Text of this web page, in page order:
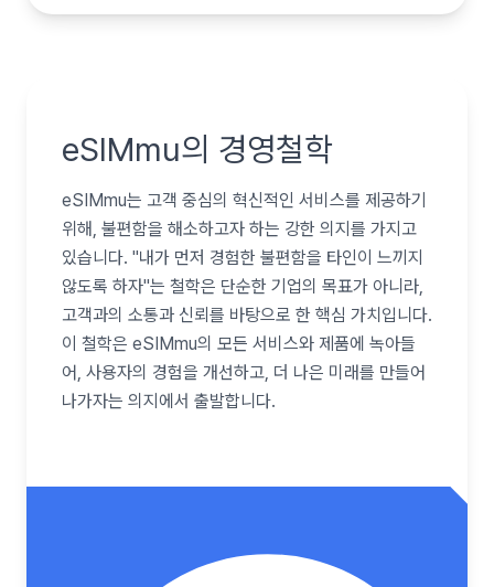
eSIMmu의 경영철학
eSIMmu는 고객 중심의 혁신적인 서비스를 제공하기
위해, 불편함을 해소하고자 하는 강한 의지를 가지고
있습니다. "내가 먼저 경험한 불편함을 타인이 느끼지
않도록 하자"는 철학은 단순한 기업의 목표가 아니라,
고객과의 소통과 신뢰를 바탕으로 한 핵심 가치입니다.
이 철학은 eSIMmu의 모든 서비스와 제품에 녹아들
어, 사용자의 경험을 개선하고, 더 나은 미래를 만들어
나가자는 의지에서 출발합니다.